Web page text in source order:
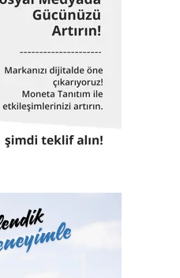
da konuşmacı olarak
workshoplar da
deneyimlerini
panel ve workshoplar,
da masaya
oluyor
Müdürü Cengiz Yaman,
fuarlarda
sektörüne
sektörün gelişimine ve ülke
sektör için katma değer